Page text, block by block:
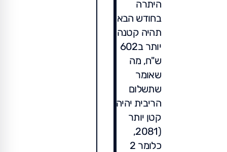
היתרה
בחודש הבא
תהיה קטנה
יותר ב602
ש"ח, מה
שאומר
שתשלום
הריבית יהיה
קטן יותר
(2081,
כלומר 2